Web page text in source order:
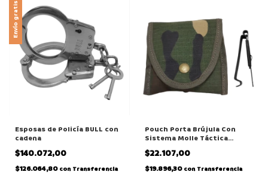
Envío gratis
Esposas de Policía BULL con
cadena
$140.072,00
$126.064,80 con Transferencia
Pouch Porta Brújula Con
Sistema Molle Táctica
Camuflado
$22.107,00
$19.896,30 con Transferencia